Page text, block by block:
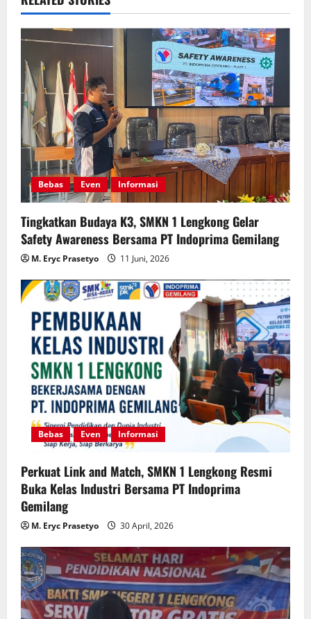
v
i
g
a
t
o
n
Bebas Even Informasi
Tingkatkan Budaya K3, SMKN 1 Lengkong Gelar
Safety Awareness Bersama PT Indoprima Gemilang
M. Eryc Prasetyo 11 Juni, 2026
Bebas Even Informasi
Perkuat Link and Match, SMKN 1 Lengkong Resmi
Buka Kelas Industri Bersama PT Indoprima
Gemilang
M. Eryc Prasetyo 30 April, 2026